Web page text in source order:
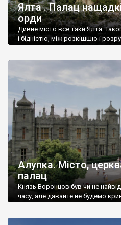
Ялта . Палац
орди
Дивне місто все таки Ялта.
і бідністю, між розкішшю і
Алупка. Місто,
палац
Князь Воронцов був чи не
часу, але давайте не будемо